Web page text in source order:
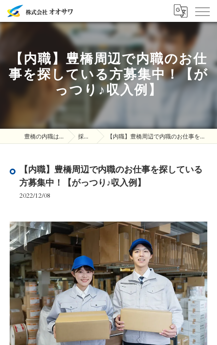
【内職】豊橋周辺で内職のお仕
事を探している方募集中！【が
っつり♪収入例】
豊橋の内職は株式会社オオサワ 採用ブログ 【内職】豊橋周辺で内職のお仕事を探している方募集中！【がっつり♪収入例】
【内職】豊橋周辺で内職のお仕事を探している
方募集中！【がっつり♪収入例】
2022/12/08